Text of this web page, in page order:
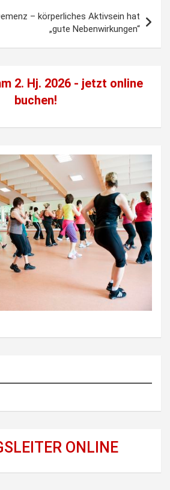
– körperliches Aktivsein hat
„gute Nebenwirkungen“
2. Hj. 2026 - jetzt online
buchen!
ONLINE